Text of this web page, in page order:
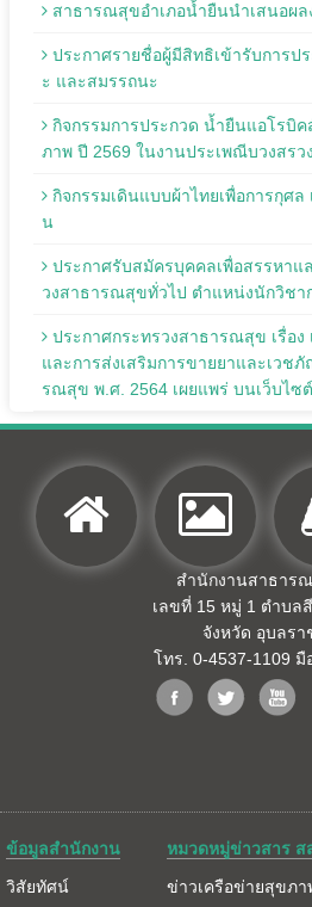
สาธารณสุขอำเภอน้ำยืนนำเสนอผ
ประกาศรายชื่อผู้มีสิทธิเข้ารับการป
ะ และสมรรถนะ
กิจกรรมการประกวด น้ำยืนแอโรบิ
ภาพ ปี 2569 ในงานประเพณีบวงสรว
กิจกรรมเดินแบบผ้าไทยเพื่อการกุศ
น
ประกาศรับสมัครบุคคลเพื่อสรรหาแ
วงสาธารณสุขทั่วไป ตำแหน่งนักวิช
ประกาศกระทรวงสาธารณสุข เรื่อ
และการส่งเสริมการขายยาและเวช
รณสุข พ.ศ. 2564 เผยแพร่ บนเว็บไซ
สำนักงานสาธาร
เลขที่ 15 หมู่ 1 ตำบล
จังหวัด อุบลร
โทร. 0-4537-1109 มื
ข้อมูลสำนักงาน
วิสัยทัศน์
หมวดหมู่ข่าวสาร ส
ข่าวเครือข่ายสุขภา